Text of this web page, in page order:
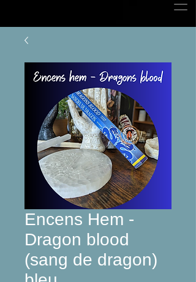
Encens Hem -
Dragon blood
(sang de dragon)